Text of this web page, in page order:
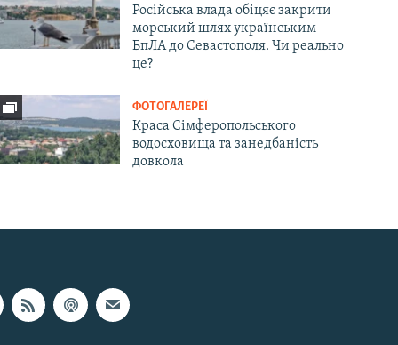
Російська влада обіцяє закрити
морський шлях українським
БпЛА до Севастополя. Чи реально
це?
ФОТОГАЛЕРЕЇ
Краса Сімферопольського
водосховища та занедбаність
довкола